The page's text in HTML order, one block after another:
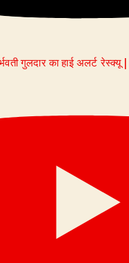
गुलदार का हाई अलर्ट